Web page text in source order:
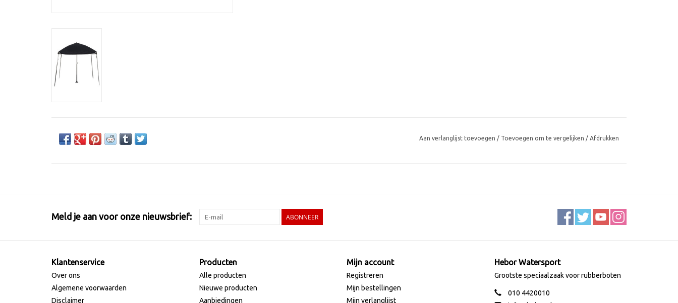
Aan verlanglijst toevoegen / Toevoegen om te vergelijken / Afdrukken
Meld je aan voor onze nieuwsbrief: ABONNEER
Klantenservice
Over ons
Algemene voorwaarden
Disclaimer
Producten
Alle producten
Nieuwe producten
Aanbiedingen
Mijn account
Registreren
Mijn bestellingen
Mijn verlanglijst
Hebor Watersport
Grootste speciaalzaak voor rubberboten
010 4420010